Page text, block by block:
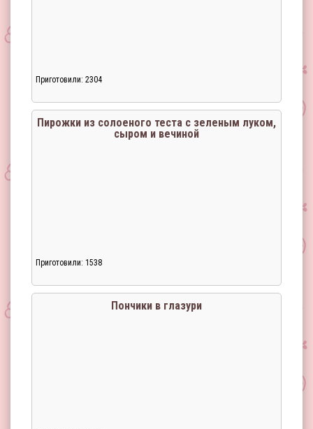
Приготовили: 2304
Пирожки из солоеного теста с зеленым луком,
сыром и вечиной
Приготовили: 1538
Пончики в глазури